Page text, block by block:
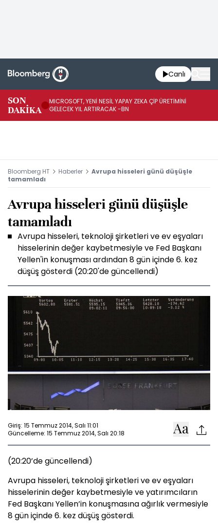
Canlı
SON
DAKİKA
MICROSOFT, YENİ NESİL YAPAY ZEKA ÇİP ÜRETİMİNİ
GELECEK YIL ARTIRACAK -BN
Bloomberg HT Haberler
Avrupa hisseleri günü düşüşle
tamamladı
Avrupa hisseleri günü düşüşle
tamamladı
Avrupa hisseleri, teknoloji şirketleri ve ev eşyaları
hisselerinin değer kaybetmesiyle ve Fed Başkanı
Yellen'in konuşması ardından 8 gün içinde 6. kez
düşüş gösterdi (20:20'de güncellendi)
Giriş: 15 Temmuz 2014, Salı 11:01
Güncelleme: 15 Temmuz 2014, Salı 20:18
(20:20’de güncellendi)
Avrupa hisseleri, teknoloji şirketleri ve ev eşyaları
hisselerinin değer kaybetmesiyle ve yatırımcıların
Fed Başkanı Yellen’in konuşmasına ağırlık vermesiyle
8 gün içinde 6. kez düşüş gösterdi.